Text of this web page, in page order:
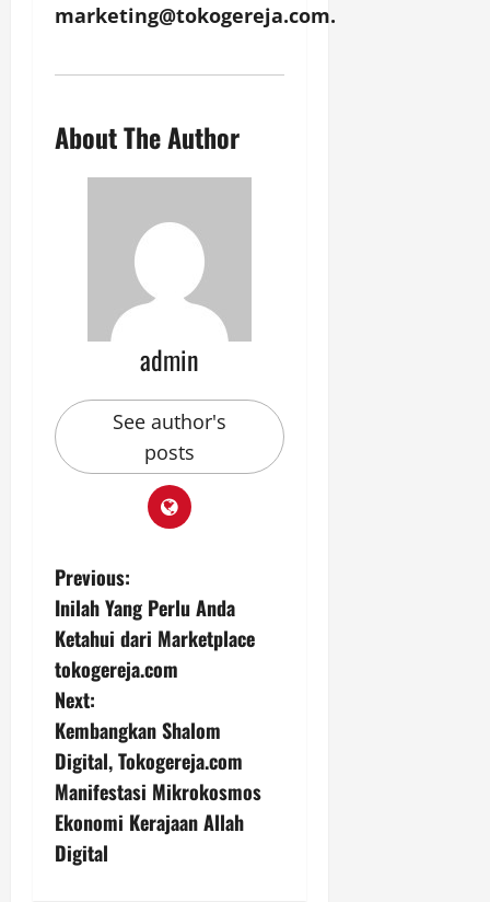
marketing@tokogereja.com.
About The Author
admin
See author's
posts
P
o
s
t
n
a
v
Previous:
Inilah Yang Perlu Anda
Ketahui dari Marketplace
tokogereja.com
Next:
Kembangkan Shalom
Digital, Tokogereja.com
Manifestasi Mikrokosmos
Ekonomi Kerajaan Allah
Digital